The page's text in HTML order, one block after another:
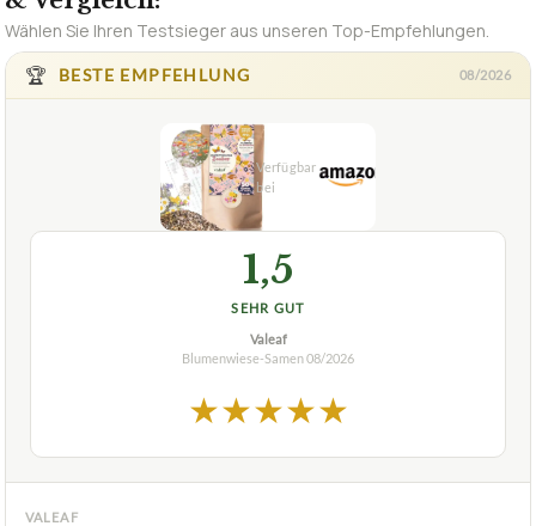
Wählen Sie Ihren Testsieger aus unseren Top-Empfehlungen.
🏆
BESTE EMPFEHLUNG 08/2026
1,5
SEHR GUT
Valeaf
Blumenwiese-Samen08/2026
★★★★★
VALEAF